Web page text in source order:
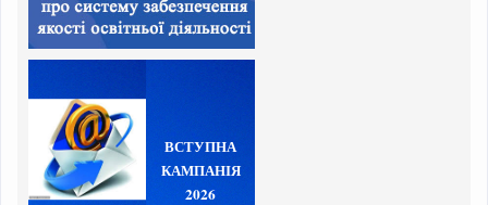
ВСТУПНА
КАМПАНІЯ
2026